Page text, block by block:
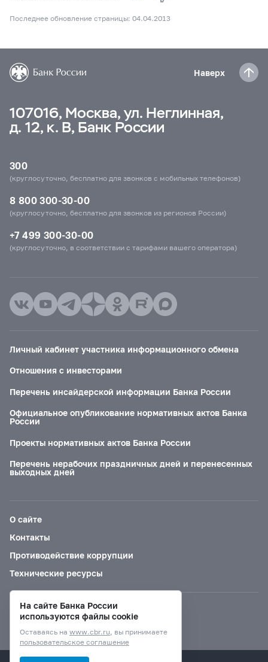
Последнее обновление страницы: 04.04.2013
Наверх
107016, Москва, ул. Неглинная,
д. 12, к. В, Банк России
300
(круглосуточно, бесплатно для звонков с мобильных телефонов)
8 800 300-30-00
(круглосуточно, бесплатно для звонков из регионов России)
+7 499 300-30-00
(круглосуточно, в соответствии с тарифами вашего оператора)
Личный кабинет участника информационного обмена
Отношения с инвесторами
Перечень инсайдерской информации Банка России
Официальное опубликование нормативных актов Банка
России
Проекты нормативных актов Банка России
Перечень нерабочих праздничных дней и перенесенных
выходных дней
О сайте
Контакты
Противодействие коррупции
Технические ресурсы
Версия для слабовидящих
На сайте Банка России
используются файлы cookie
Оставаясь на www.cbr.ru, вы принимаете
пользовательское соглашение